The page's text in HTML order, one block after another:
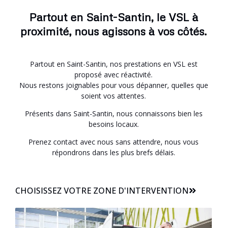
Partout en Saint-Santin, le VSL à
proximité, nous agissons à vos côtés.
Partout en Saint-Santin, nos prestations en VSL est
proposé avec réactivité.
Nous restons joignables pour vous dépanner, quelles que
soient vos attentes.
Présents dans Saint-Santin, nous connaissons bien les
besoins locaux.
Prenez contact avec nous sans attendre, nous vous
répondrons dans les plus brefs délais.
CHOISISSEZ VOTRE ZONE D'INTERVENTION